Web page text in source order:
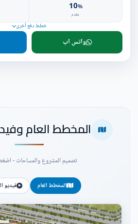
10%
مقدم
خطط دفع أخرى
واتس اب
المخطط العام
تصميم المشروع والمساحات -
المخطط العام فيديو